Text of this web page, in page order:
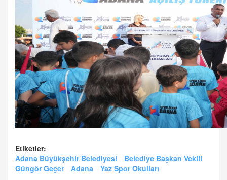
Etiketler:
Adana Büyükşehir Belediyesi
Belediye Başkan Vekili
Güngör Geçer
Adana Yaz Spor Okulları